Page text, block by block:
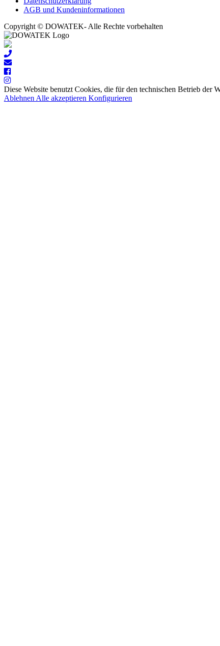
AGB und Kundeninformationen
Copyright © DOWATEK- Alle Rechte vorbehalten
Diese Website benutzt Cookies, die für den technischen Betrieb der
Ablehnen Alle akzeptieren Konfigurieren